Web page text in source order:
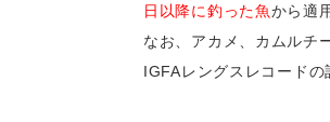
日以降に釣った魚から適
なお、アカメ、カムルチ
IGFAレングスレコードの